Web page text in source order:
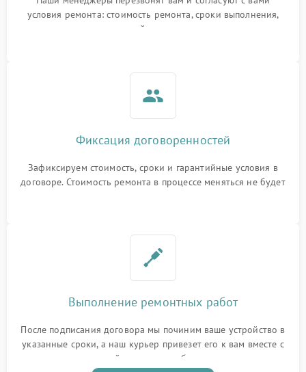
условия ремонта: стоимость ремонта, сроки выполнения,
гарантийные условия
Фиксация договоренностей
Зафиксируем стоимость, сроки и гарантийные условия в
договоре. Стоимость ремонта в процессе меняться не будет
Выполнение ремонтных работ
После подписания договора мы починим ваше устройство в
указанные сроки, а наш курьер привезет его к вам вместе с
гарантийным талоном бесплатно